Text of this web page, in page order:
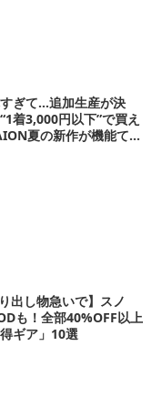
すぎて…追加生産が決
着3,000円以下”で買え
夏の新作が機能てん
出し物急いで】スノ
も！全部40%OFF以上
ギア」10選